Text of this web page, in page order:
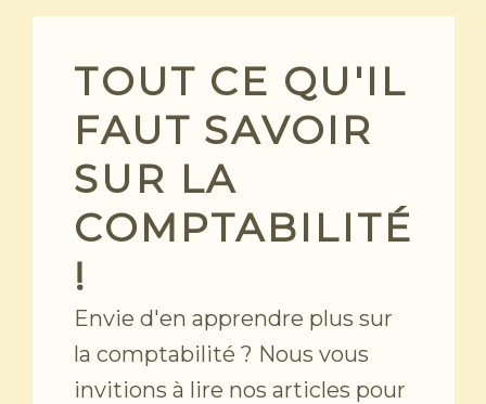
Skip
TOUT CE QU'IL
FAUT SAVOIR
SUR LA
COMPTABILITÉ
!
Envie d'en apprendre plus sur
la comptabilité ? Nous vous
invitions à lire nos articles pour